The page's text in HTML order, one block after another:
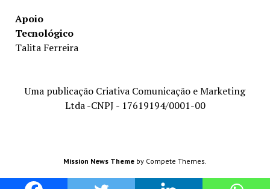
Apoio
Tecnológico
Talita Ferreira
Uma publicação Criativa Comunicação e Marketing
Ltda -CNPJ - 17619194/0001-00
Mission News Theme by Compete Themes.